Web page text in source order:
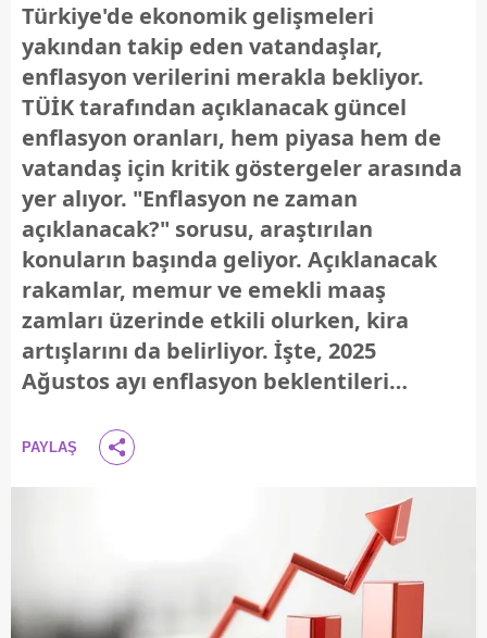
Türkiye'de ekonomik gelişmeleri
yakından takip eden vatandaşlar,
enflasyon verilerini merakla bekliyor.
TÜİK tarafından açıklanacak güncel
enflasyon oranları, hem piyasa hem de
vatandaş için kritik göstergeler arasında
yer alıyor. "Enflasyon ne zaman
açıklanacak?" sorusu, araştırılan
konuların başında geliyor. Açıklanacak
rakamlar, memur ve emekli maaş
zamları üzerinde etkili olurken, kira
artışlarını da belirliyor. İşte, 2025
Ağustos ayı enflasyon beklentileri…
PAYLAŞ